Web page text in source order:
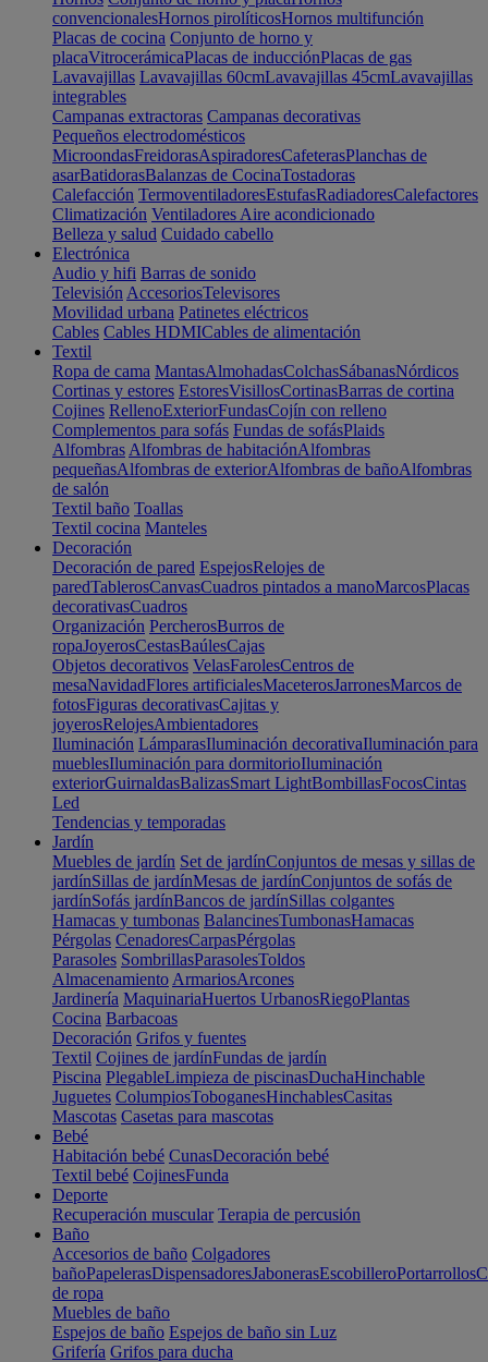
convencionalesHornos pirolíticosHornos multifunción
Placas de cocina Conjunto de horno y
placaVitrocerámicaPlacas de inducciónPlacas de gas
Lavavajillas Lavavajillas 60cmLavavajillas 45cmLavavajillas
integrables
Campanas extractoras Campanas decorativas
Pequeños electrodomésticos
MicroondasFreidorasAspiradoresCafeterasPlanchas de
asarBatidorasBalanzas de CocinaTostadoras
Calefacción TermoventiladoresEstufasRadiadoresCalefactores
Climatización Ventiladores Aire acondicionado
Belleza y salud Cuidado cabello
Electrónica
Audio y hifi Barras de sonido
Televisión AccesoriosTelevisores
Movilidad urbana Patinetes eléctricos
Cables Cables HDMICables de alimentación
Textil
Ropa de cama MantasAlmohadasColchasSábanasNórdicos
Cortinas y estores EstoresVisillosCortinasBarras de cortina
Cojines RellenoExteriorFundasCojín con relleno
Complementos para sofás Fundas de sofásPlaids
Alfombras Alfombras de habitaciónAlfombras
pequeñasAlfombras de exteriorAlfombras de bañoAlfombras
de salón
Textil baño Toallas
Textil cocina Manteles
Decoración
Decoración de pared EspejosRelojes de
paredTablerosCanvasCuadros pintados a manoMarcosPlacas
decorativasCuadros
Organización PercherosBurros de
ropaJoyerosCestasBaúlesCajas
Objetos decorativos VelasFarolesCentros de
mesaNavidadFlores artificialesMaceterosJarronesMarcos de
fotosFiguras decorativasCajitas y
joyerosRelojesAmbientadores
Iluminación LámparasIluminación decorativaIluminación para
mueblesIluminación para dormitorioIluminación
exteriorGuirnaldasBalizasSmart LightBombillasFocosCintas
Led
Tendencias y temporadas
Jardín
Muebles de jardín Set de jardínConjuntos de mesas y sillas de
jardínSillas de jardínMesas de jardínConjuntos de sofás de
jardínSofás jardínBancos de jardínSillas colgantes
Hamacas y tumbonas BalancinesTumbonasHamacas
Pérgolas CenadoresCarpasPérgolas
Parasoles SombrillasParasolesToldos
Almacenamiento ArmariosArcones
Jardinería MaquinariaHuertos UrbanosRiegoPlantas
Cocina Barbacoas
Decoración Grifos y fuentes
Textil Cojines de jardínFundas de jardín
Piscina PlegableLimpieza de piscinasDuchaHinchable
Juguetes ColumpiosToboganesHinchablesCasitas
Mascotas Casetas para mascotas
Bebé
Habitación bebé CunasDecoración bebé
Textil bebé CojinesFunda
Deporte
Recuperación muscular Terapia de percusión
Baño
Accesorios de baño Colgadores
bañoPapelerasDispensadoresJabonerasEscobilleroPortarrollos
de ropa
Muebles de baño
Espejos de baño Espejos de baño sin Luz
Grifería Grifos para ducha